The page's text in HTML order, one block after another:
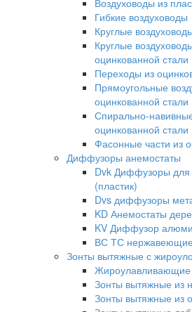
Воздуховоды из
Гибкие воздуховоды
Круглые
Круглые
оцинкованной стали
Переходы из
Прямоугольные
оцинкованной стали
Спирально-
оцинкованной стали
Фасонные части из
Диффузоры анемостаты
Dvk Диффузоры для
(пластик)
Dvs диффузоры
KD Анемостаты
KV Диффузор
ВС ТС
Зонты вытяжные с
Жироулавливающие
Зонты вытяжные из
Зонты вытяжные из